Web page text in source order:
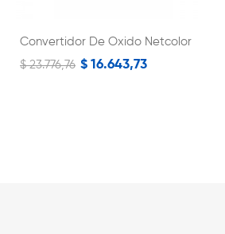
Convertidor De Oxido Netcolor
$ 23.776,76 $ 16.643,73